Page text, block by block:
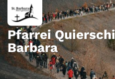
Zum Inhalt springen
Pfarrei
Barbara